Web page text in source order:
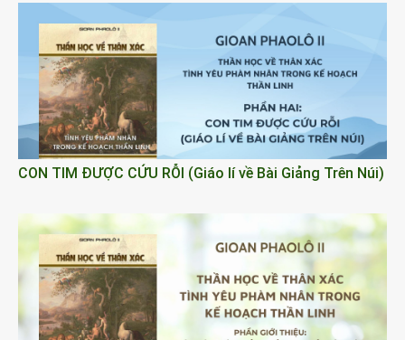
CON TIM ĐƯỢC CỨU RỖI (Giáo lí về Bài Giảng Trên Núi)